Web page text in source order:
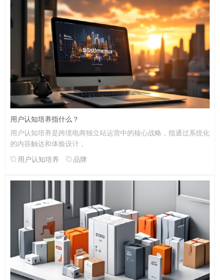
用户认知培养指什么？
用户认知培养是跨境电商独立站运营中的核心战略，指通过系统化
的内容触达和体验设计，
用户认知培养
品牌